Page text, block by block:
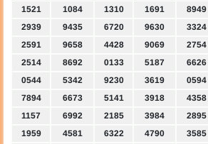
1521 1084 1310 1691 8949
2939
9435 6720 9630 3324
2591
9658 4428 9069 2754
2514
8692 0133 5187 6626
0544
5342 9230 3619 0594
7894
6673 5141 3918 4358
1157
6992 2185 3984 2895
1959
4581 6322 4790 3585